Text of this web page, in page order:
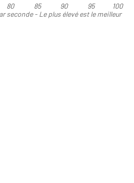
seconde - Le plus élevé est le meilleur
80 85 90 95 100